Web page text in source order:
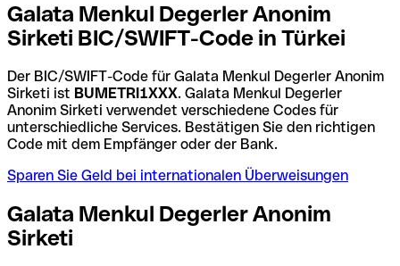
Galata Menkul Degerler Anonim
Sirketi BIC/SWIFT-Code in Türkei
Der BIC/SWIFT-Code für Galata Menkul Degerler Anonim
Sirketi ist BUMETRI1XXX. Galata Menkul Degerler
Anonim Sirketi verwendet verschiedene Codes für
unterschiedliche Services. Bestätigen Sie den richtigen
Code mit dem Empfänger oder der Bank.
Sparen Sie Geld bei internationalen Überweisungen
Galata Menkul Degerler Anonim
Sirketi